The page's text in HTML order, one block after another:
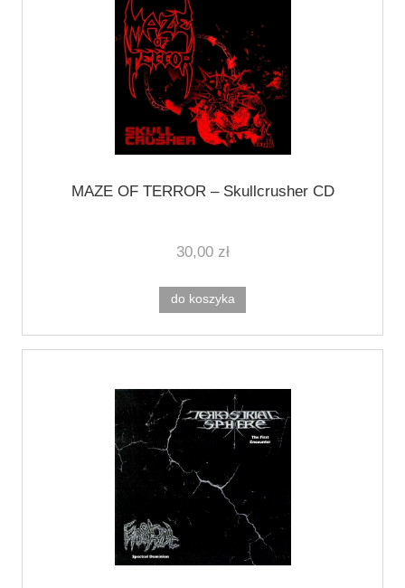
MAZE OF TERROR – Skullcrusher CD
30,00 zł
do koszyka